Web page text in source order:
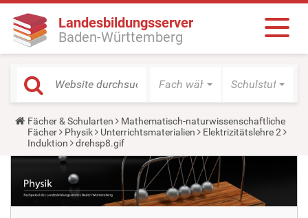
Landesbildungsserver
Baden-Württemberg
Fach wählen Schulstufe
Y
o
u
a
h
e
r
Fächer & Schularten
Mathematisch-naturwissenschaftliche
Fächer
Physik Unterrichtsmaterialien
Elektrizitätslehre 2
Induktion
drehsp8.gif